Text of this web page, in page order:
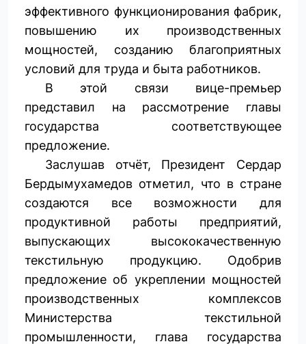
эффективного функционирования фабрик,
повышению их производственных
мощностей, созданию благоприятных
условий для труда и быта работников.
В этой связи вице-премьер
представил на рассмотрение главы
государства соответствующее
предложение.
Заслушав отчёт, Президент Сердар
Бердымухамедов отметил, что в стране
создаются все возможности для
продуктивной работы предприятий,
выпускающих высококачественную
текстильную продукцию. Одобрив
предложение об укреплении мощностей
производственных комплексов
Министерства текстильной
промышленности, глава государства